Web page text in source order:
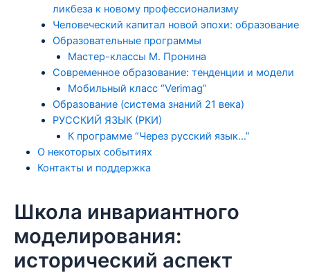
ликбеза к новому профессионализму
Человеческий капитал новой эпохи: образование
Образовательные программы
Мастер-классы М. Пронина
Современное образование: тенденции и модели
Мобильный класс “Verimag”
Образование (система знаний 21 века)
РУССКИЙ ЯЗЫК (РКИ)
К программе “Через русский язык…”
О некоторых событиях
Контакты и поддержка
Школа инвариантного
моделирования:
исторический аспект